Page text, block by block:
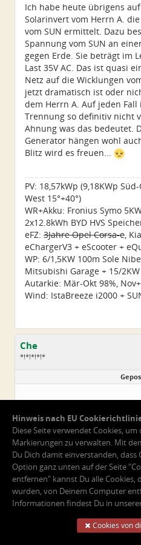
Ich habe heute übrigens
Solarinvert vom Herrn A.
vom SUN ermittelt. Dazu
Spannung vom SUN an
gegen Erde. Sie beträgt im
Last 35V AC. Das ist quasi
Netz auf die Wicklungen
jetzt dramatisch ist oder
dem Herrn A. Auf jeden
Trennung so definitiv nicht
Ahnung was das bedeutet.
Generator hängen wohl
Blitz wird es freuen...
PV: 18,57kWp (9,18KWp
West 15°+40°)
WR+Akku: Fronius Symo
2x12.8kWh BYD HVS
eFZ: 3Jahre Opel Corsa-e,
eChargerV3 + eScooter +
WP: 6/1,5KW 100m Sole
Mitsubishi Garage + 15/
Autarkie: Mär-Okt 98%,
Wind: IstaBreeze i2000 +
Che
*!*!*!*!*
Alter:
72
Zitat
Den Blitz wird es freuen...
Nur die Ruhe! Dazwischen
Wicklungsisolierung für
Die wirkt auch bezüglich der
richtig gemessen hast.
War der N-Leiter vom Netz
vom WR angeschlosen?
Hinweis nach EU
Diese Seite verwendet Cookies,
Markierungen zu verwalten. Mit
Du Dich damit einverstanden,
Option ganz unten auf der Seite
entfernen" kannst Du alle Cookies,
wurden, von Deinem Computer
Informationen findest Du in
Cookies von